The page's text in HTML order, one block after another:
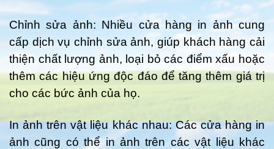
Chỉnh sửa ảnh: Nhiều cửa hàng in ảnh cung
cấp dịch vụ chỉnh sửa ảnh, giúp khách hàng cải
thiện chất lượng ảnh, loại bỏ các điểm xấu hoặc
thêm các hiệu ứng độc đáo để tăng thêm giá trị
cho các bức ảnh của họ.
In ảnh trên vật liệu khác nhau: Các cửa hàng in
ảnh cũng có thể in ảnh trên các vật liệu khác